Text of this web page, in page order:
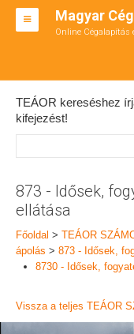
Magyar
Online Cégalapítás
BT ALAPÍTÁS
RT ALAPÍTÁS
TEÁOR SZÁMOK '08
IRODÁK
TEÁOR kereséshez
kifejezést!
873 - Idősek,
ellátása
Főoldal > TEÁOR
ápolás > 873 - Idősek,
8730 - Idősek,
Vissza a teljes TEÁOR